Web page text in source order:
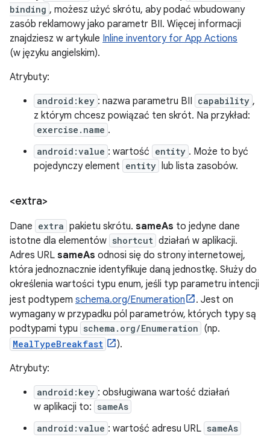
binding , możesz użyć skrótu, aby podać wbudowany
zasób reklamowy jako parametr BII. Więcej informacji
znajdziesz w artykule Inline inventory for App Actions
(w języku angielskim).
Atrybuty:
android:key : nazwa parametru BII capability ,
z którym chcesz powiązać ten skrót. Na przykład:
exercise.name .
android:value : wartość entity . Może to być
pojedynczy element entity lub lista zasobów.
<extra>
Dane extra pakietu skrótu. sameAs to jedyne dane
istotne dla elementów shortcut działań w aplikacji.
Adres URL sameAs odnosi się do strony internetowej,
która jednoznacznie identyfikuje daną jednostkę. Służy do
określenia wartości typu enum, jeśli typ parametru intencji
jest podtypem schema.org/Enumeration
. Jest on
wymagany w przypadku pól parametrów, których typy są
podtypami typu schema.org/Enumeration (np.
MealTypeBreakfast
).
Atrybuty:
android:key : obsługiwana wartość działań
w aplikacji to: sameAs
android:value : wartość adresu URL sameAs